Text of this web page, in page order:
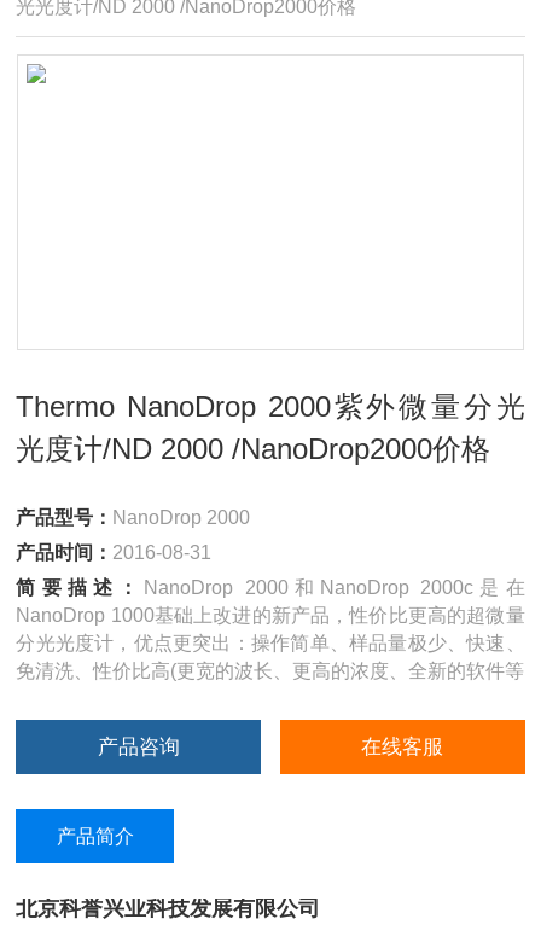
光光度计/ND 2000 /NanoDrop2000价格
Thermo NanoDrop 2000紫外微量分光
光度计/ND 2000 /NanoDrop2000价格
产品型号： NanoDrop 2000
产品时间： 2016-08-31
简要描述： NanoDrop 2000和NanoDrop 2000c是在
NanoDrop 1000基础上改进的新产品，性价比更高的超微量
分光光度计，优点更突出：操作简单、样品量极少、快速、
免清洗、性价比高(更宽的波长、更高的浓度、全新的软件等
产品咨询 在线客服
产品简介
北京科誉兴业科技发展有限公司